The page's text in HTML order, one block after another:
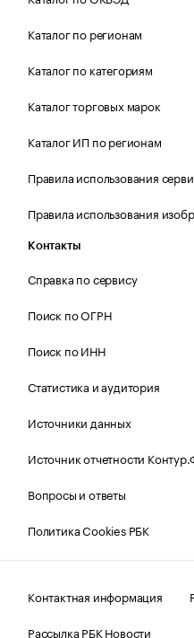
Каталог по регионам
Каталог по категориям
Каталог торговых марок
Каталог ИП по регионам
Правила использования
Правила использования
Контакты
Справка по сервису
Поиск по ОГРН
Поиск по ИНН
Статистика и аудитория
Источники данных
Источник отчетности
Вопросы и ответы
Политика Cookies РБК
Контактная информация
Рассылка РБК Новости